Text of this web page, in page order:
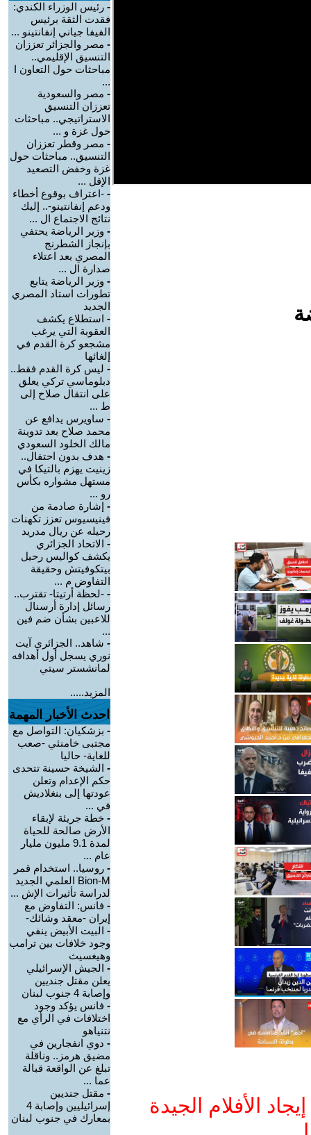
الأفلام الجيدة
- رئيس الوزراء الكندي:
فقدت الثقة برئيس
الفيفا جياني إنفانتينو ...
- مصر والجزائر تعززان
التنسيق الإقليمي..
مباحثات حول التعاون ا
...
- مصر والسعودية
تعززان التنسيق
الاستراتيجي.. مباحثات
حول غزة و ...
- مصر وقطر تعززان
التنسيق.. مباحثات حول
غزة وخفض التصعيد
الإقل ...
- -اعتراف بوقوع أخطاء
ودعم إنفانتينو-.. إليك
نتائج الاجتماع ال ...
- وزير الرياضة يحتفي
بإنجاز الشطرنج
المصري بعد اعتلاء
صدارة ال ...
- وزير الرياضة يتابع
تطورات استاد المصري
الجديد
- استطلاع يكشف
العقوبة التي يرغب
مشجعو كرة القدم في
إلغائها
- ليس كرة القدم فقط..
دبلوماسي تركي يعلق
على انتقال صلاح إلى
ط ...
- ساويرس يدافع عن
محمد صلاح بعد تدوينة
مالك الخلود السعودي
- هدف بدون احتفال..
زينيت يهزم بالتيكا في
مستهل مشواره بكأس
رو ...
- إشارة صادمة من
فينيسيوس تعزز تكهنات
رحيله عن ريال مدريد
- الاتحاد الجزائري
يكشف كواليس رحيل
بيتكوفيتش وحقيقة
التفاوض م ...
- -لحظة أرتيتا- تقترب..
رسائل إدارة أرسنال
للاعبين بشأن ضم فين
...
- شاهد.. الجزائري آيت
نوري يسجل أول أهدافه
لمانشستر سيتي
المزيد.....
احدث الأخبار المهمة
- بزشكيان: التواصل مع
مجتبى خامنئي -صعب
للغاية- حاليا
- الشيخة حسينة تتحدى
حكم الإعدام وتعلن
عودتها إلى بنغلاديش
في ...
- خطة جريئة لإبقاء
الأرض صالحة للحياة
لمدة 9.1 مليون مليار
عام ...
- روسيا.. استخدام قمر
Bion-M العلمي الجديد
لدراسة تأثيرات الإش ...
- فانس: التفاوض مع
إيران -معقد وشائك-
- البيت الأبيض ينفي
وجود خلافات بين ترامب
وهيغسيث
- الجيش الإسرائيلي
يعلن مقتل جنديين
وإصابة 4 جنوب لبنان
- فانس يؤكد وجود
اختلافات في الرأي مع
نتنياهو
- دوي انفجارين في
مضيق هرمز.. وناقلة
تبلغ عن الواقعة قبالة
عما ...
- مقتل جنديين
إسرائيليين وإصابة 4
بمعارك في جنوب لبنان